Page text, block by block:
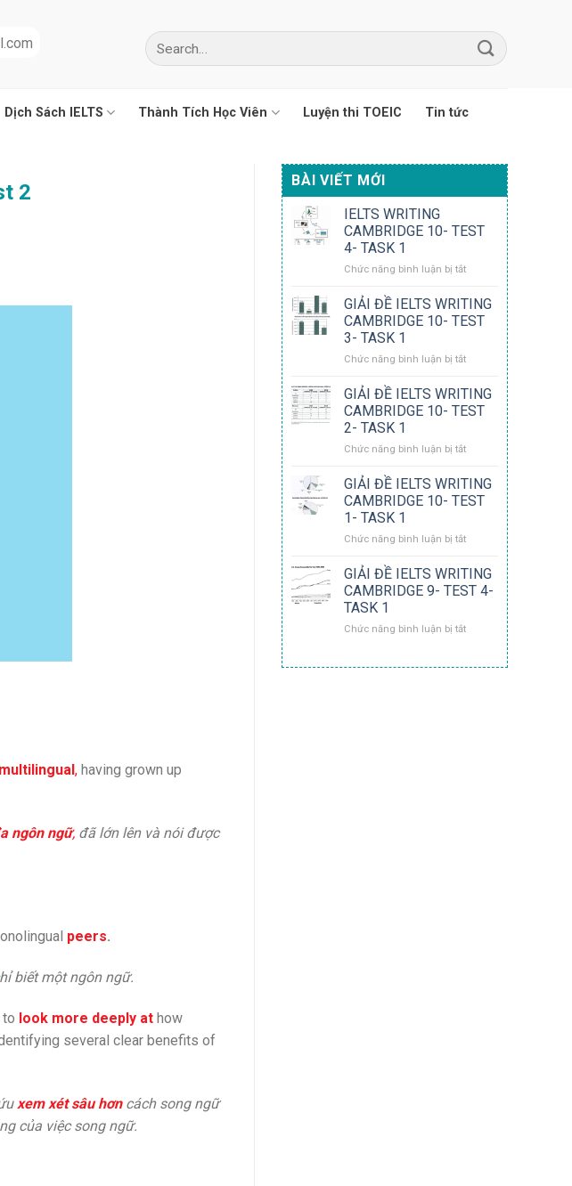
Dịch Sách IELTS Thành Tích Học Viên Luyện thi TOEIC Tin tức
2
, having grown up
ngôn ngữ, đã lớn lên và nói được
peers.
biết một ngôn ngữ.
look more deeply at how
several clear benefits of
xem xét sâu hơncách song ngữ
của việc song ngữ.
BÀI VIẾT MỚI
IELTS WRITING
CAMBRIDGE 10- TEST
4- TASK 1
Chức năng bình luận bị tắtở
WRITING
CAMBRIDGE
10-
4-
1
GIẢI ĐỀ IELTS WRITING
CAMBRIDGE 10- TEST
3- TASK 1
Chức năng bình luận bị tắtở
ĐỀ
IELTS
WRITING
CAMBRIDGE
10-
3-
TASK
1
GIẢI ĐỀ IELTS WRITING
CAMBRIDGE 10- TEST
2- TASK 1
Chức năng bình luận bị tắtở
ĐỀ
IELTS
WRITING
CAMBRIDGE
10-
2-
TASK
1
GIẢI ĐỀ IELTS WRITING
CAMBRIDGE 10- TEST
1- TASK 1
Chức năng bình luận bị tắtở
ĐỀ
IELTS
WRITING
CAMBRIDGE
10-
GIẢI ĐỀ IELTS WRITING
CAMBRIDGE 9- TEST 4-
TASK 1
Chức năng bình luận bị tắtở